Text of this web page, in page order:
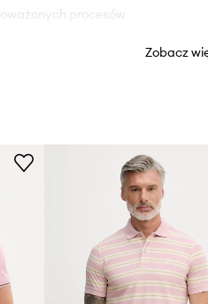
procesów
Zobacz